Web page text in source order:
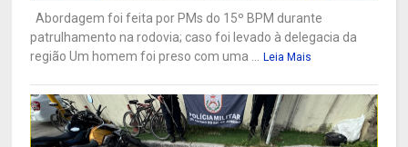
Abordagem foi feita por PMs do 15º BPM durante
patrulhamento na rodovia; caso foi levado à delegacia da
região Um homem foi preso com uma ...
Leia Mais